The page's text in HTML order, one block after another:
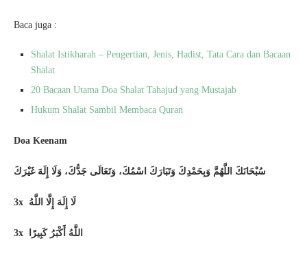
Baca juga :
Shalat Istikharah – Pengertian, Jenis, Hadist, Tata Cara dan Bacaan
Shalat
20 Bacaan Utama Doa Shalat Tahajud yang Mustajab
Hukum Shalat Sambil Membaca Quran
Doa Keenam
سُبْحَانَكَ اللَّهُمَّ وَبِحَمْدِكَ وَتَبَارَكَ اسْمُكَ، وَتَعَالَى جَدُّكَ، وَلَا إِلَهَ غَيْرَكَ
3x لَا إِلَهَ إِلَّا اللَّهُ
3x اللَّهُ أَكْبَرُ كَبِيرًا